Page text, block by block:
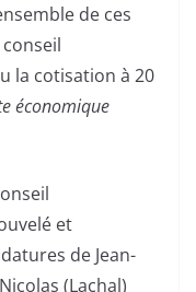
de ces
la cotisation à 20
économique
et
de Jean-
(Lachal)